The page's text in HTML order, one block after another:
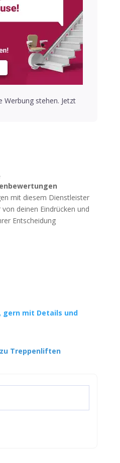
Werbung stehen. Jetzt
mit diesem Dienstleister
deinen Eindrücken und
Entscheidung
gern mit Details und
Treppenliften